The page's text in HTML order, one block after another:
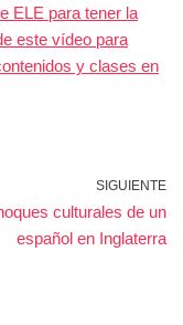
ELE para tener la
este vídeo para
y clases en
SIGUIENTE
culturales de un
español en Inglaterra